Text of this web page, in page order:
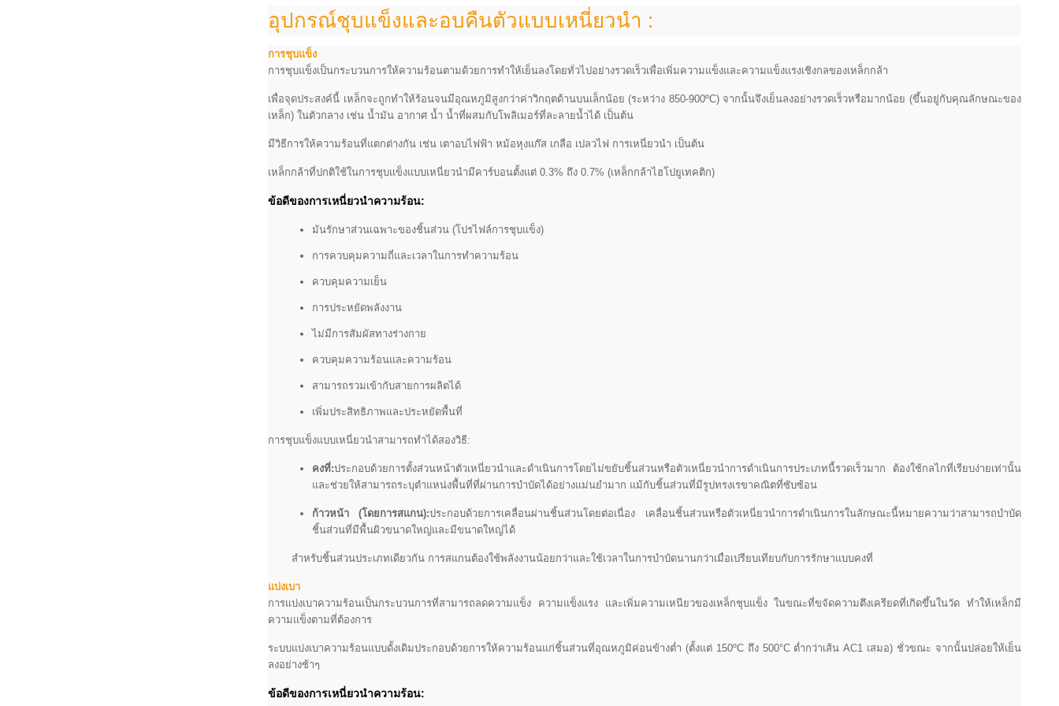
อุปกรณ์ชุบแข็งและอบคืนตัวแบบเหนี่ยวนำ :
การชุบแข็ง
การชุบแข็งเป็นกระบวนการให้ความร้อนตามด้วยการทำให้เย็นลงโดยทั่วไปอย่างรวดเร็วเพื่อเพิ่มความแข็งและความแข็งแรงเชิงกลของเหล็กกล้า
เพื่อจุดประสงค์นี้ เหล็กจะถูกทำให้ร้อนจนมีอุณหภูมิสูงกว่าค่าวิกฤตด้านบนเล็กน้อย (ระหว่าง 850-900ºC) จากนั้นจึงเย็นลงอย่างรวดเร็วหรือมากน้อย (ขึ้นอยู่กับคุณลักษณะของ
เหล็ก) ในตัวกลาง เช่น น้ำมัน อากาศ น้ำ น้ำที่ผสมกับโพลิเมอร์ที่ละลายน้ำได้ เป็นต้น
มีวิธีการให้ความร้อนที่แตกต่างกัน เช่น เตาอบไฟฟ้า หม้อหุงแก๊ส เกลือ เปลวไฟ การเหนี่ยวนำ เป็นต้น
เหล็กกล้าที่ปกติใช้ในการชุบแข็งแบบเหนี่ยวนำมีคาร์บอนตั้งแต่ 0.3% ถึง 0.7% (เหล็กกล้าไฮโปยูเทคติก)
ข้อดีของการเหนี่ยวนำความร้อน:
มันรักษาส่วนเฉพาะของชิ้นส่วน (โปรไฟล์การชุบแข็ง)
การควบคุมความถี่และเวลาในการทำความร้อน
ควบคุมความเย็น
การประหยัดพลังงาน
ไม่มีการสัมผัสทางร่างกาย
ควบคุมความร้อนและความร้อน
สามารถรวมเข้ากับสายการผลิตได้
เพิ่มประสิทธิภาพและประหยัดพื้นที่
การชุบแข็งแบบเหนี่ยวนำสามารถทำได้สองวิธี:
คงที่:ประกอบด้วยการตั้งส่วนหน้าตัวเหนี่ยวนำและดำเนินการโดยไม่ขยับชิ้นส่วนหรือตัวเหนี่ยวนำการดำเนินการประเภทนี้รวดเร็วมาก ต้องใช้กลไกที่เรียบง่ายเท่านั้น
และช่วยให้สามารถระบุตำแหน่งพื้นที่ที่ผ่านการบำบัดได้อย่างแม่นยำมาก แม้กับชิ้นส่วนที่มีรูปทรงเรขาคณิตที่ซับซ้อน
ก้าวหน้า (โดยการสแกน):ประกอบด้วยการเคลื่อนผ่านชิ้นส่วนโดยต่อเนื่อง เคลื่อนชิ้นส่วนหรือตัวเหนี่ยวนำการดำเนินการในลักษณะนี้หมายความว่าสามารถบำบัด
ชิ้นส่วนที่มีพื้นผิวขนาดใหญ่และมีขนาดใหญ่ได้
สำหรับชิ้นส่วนประเภทเดียวกัน การสแกนต้องใช้พลังงานน้อยกว่าและใช้เวลาในการบำบัดนานกว่าเมื่อเปรียบเทียบกับการรักษาแบบคงที่
แบ่งเบา
การแบ่งเบาความร้อนเป็นกระบวนการที่สามารถลดความแข็ง ความแข็งแรง และเพิ่มความเหนียวของเหล็กชุบแข็ง ในขณะที่ขจัดความตึงเครียดที่เกิดขึ้นในวัด ทำให้เหล็กมี
ความแข็งตามที่ต้องการ
ระบบแบ่งเบาความร้อนแบบดั้งเดิมประกอบด้วยการให้ความร้อนแก่ชิ้นส่วนที่อุณหภูมิค่อนข้างต่ำ (ตั้งแต่ 150ºC ถึง 500°C ต่ำกว่าเส้น AC1 เสมอ) ชั่วขณะ จากนั้นปล่อยให้เย็น
ลงอย่างช้าๆ
ข้อดีของการเหนี่ยวนำความร้อน: